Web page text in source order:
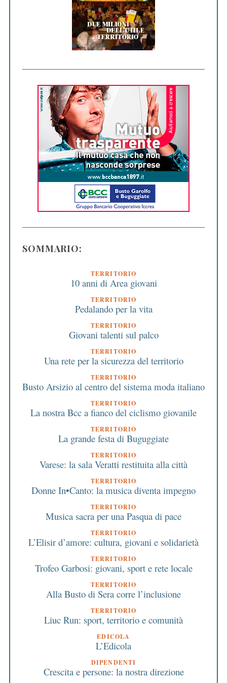
SOMMARIO:
TERRITORIO
10 anni di Area giovani
TERRITORIO
Pedalando per la vita
TERRITORIO
Giovani talenti sul palco
TERRITORIO
Una rete per la sicurezza del territorio
TERRITORIO
Busto Arsizio al centro del sistema moda italiano
TERRITORIO
La nostra Bcc a fianco del ciclismo giovanile
TERRITORIO
La grande festa di Buguggiate
TERRITORIO
Varese: la sala Veratti restituita alla città
TERRITORIO
Donne In•Canto: la musica diventa impegno
TERRITORIO
Musica sacra per una Pasqua di pace
TERRITORIO
L’Elisir d’amore: cultura, giovani e solidarietà
TERRITORIO
Trofeo Garbosi: giovani, sport e rete locale
TERRITORIO
Alla Busto di Sera corre l’inclusione
TERRITORIO
Liuc Run: sport, territorio e comunità
EDICOLA
L’Edicola
DIPENDENTI
Crescita e persone: la nostra direzione